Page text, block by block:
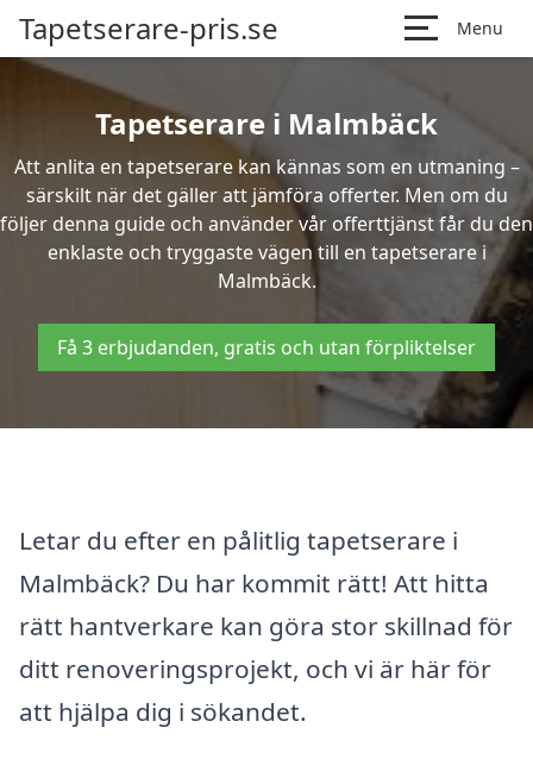
Tapetserare-pris.se Menu
Tapetserare i Malmbäck
Att anlita en tapetserare kan kännas som en utmaning –
särskilt när det gäller att jämföra offerter. Men om du
följer denna guide och använder vår offerttjänst får du den
enklaste och tryggaste vägen till en tapetserare i
Malmbäck.
Få 3 erbjudanden, gratis och utan förpliktelser
Letar du efter en pålitlig tapetserare i
Malmbäck? Du har kommit rätt! Att hitta
rätt hantverkare kan göra stor skillnad för
ditt renoveringsprojekt, och vi är här för
att hjälpa dig i sökandet.